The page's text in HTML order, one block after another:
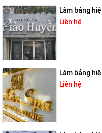
Làm bảng
Liên hệ
Làm bảng
Liên hệ